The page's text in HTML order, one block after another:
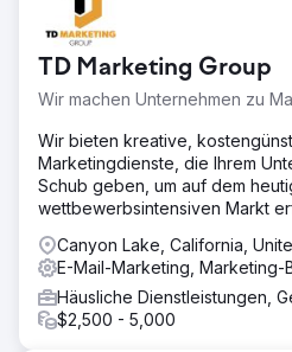
TD Marketing Group
Wir machen Unternehmen zu
Wir bieten kreative,
Marketingdienste, die Ihrem
Schub geben, um auf dem
wettbewerbsintensiven Markt
Canyon Lake, California,
E-Mail-Marketing, Marketing-
Häusliche Dienstleistungen,
$2,500 - 5,000